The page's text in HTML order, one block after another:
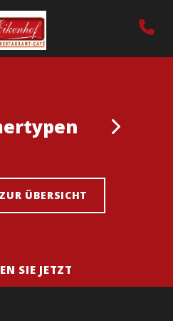
ÜBERSICHT
SIE JETZT